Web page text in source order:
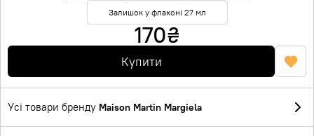
Залишок у флаконі 27 мл
170₴
Купити
Усі товари бренду Maison Martin Margiela